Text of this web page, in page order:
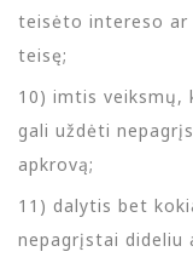
teisėto intereso ar
teisę;
10) imtis veiksmų,
gali uždėti
apkrovą;
11) dalytis bet
nepagrįstai dideliu